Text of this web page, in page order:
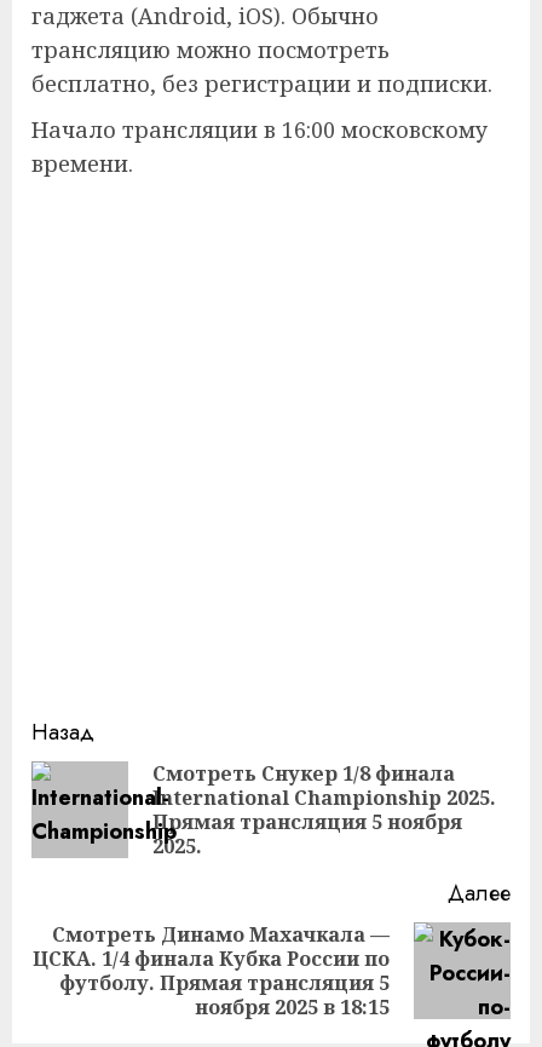
гаджета (Android, iOS). Обычно
трансляцию можно посмотреть
бесплатно, без регистрации и подписки.
Начало трансляции в 16:00 московскому
времени.
Продолжить
чтение
Назад
Смотреть Снукер 1/8 финала
International Championship 2025.
Прямая трансляция 5 ноября
2025.
Далее
Следующая
запись:
Смотреть Динамо Махачкала —
ЦСКА. 1/4 финала Кубка России по
футболу. Прямая трансляция 5
ноября 2025 в 18:15